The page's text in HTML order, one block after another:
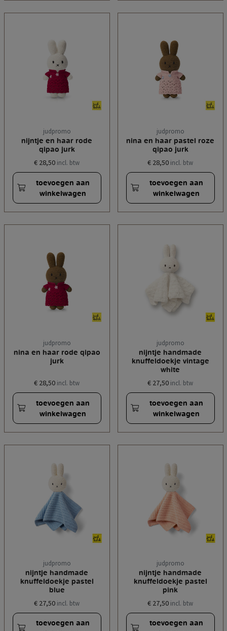
judpromo
nijntje en haar rode
qipao jurk
€ 28,50 incl. btw
toevoegen aan
winkelwagen
judpromo
nina en haar pastel roze
qipao jurk
€ 28,50 incl. btw
toevoegen aan
winkelwagen
judpromo
nina en haar rode qipao
jurk
€ 28,50 incl. btw
toevoegen aan
winkelwagen
judpromo
nijntje handmade
knuffeldoekje vintage
white
€ 27,50 incl. btw
toevoegen aan
winkelwagen
judpromo
nijntje handmade
knuffeldoekje pastel
blue
€ 27,50 incl. btw
toevoegen aan
judpromo
nijntje handmade
knuffeldoekje pastel
pink
€ 27,50 incl. btw
toevoegen aan